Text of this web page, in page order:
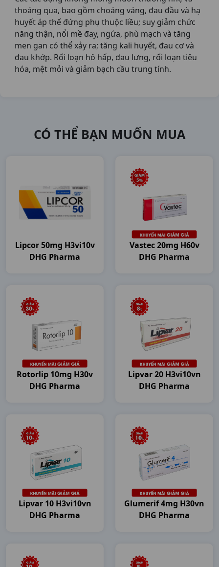
thoáng qua, bao gồm choáng váng, đau đầu và hạ
huyết áp thế đứng phụ thuộc liều; suy giảm chức
năng thận, nổi mề đay, ngứa, phù mạch và tăng
men gan có thể xảy ra; tăng kali huyết, đau cơ và
đau khớp. Rối loạn hô hấp, đau lưng, rối loạn tiêu
hóa, mệt mỏi và giảm bạch cầu trung tính.
CÓ THỂ BẠN MUỐN MUA
Lipcor 50mg H3vi10v
DHG Pharma
Vastec 20mg H60v
DHG Pharma
Rotorlip 10mg H30v
DHG Pharma
Lipvar 20 H3vi10vn
DHG Pharma
Lipvar 10 H3vi10vn
DHG Pharma
Glumerif 4mg H30vn
DHG Pharma